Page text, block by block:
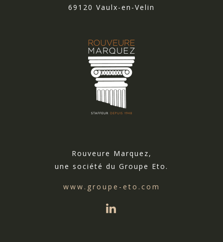
69120 Vaulx-en-Velin
Rouveure Marquez,
une société du Groupe Eto.
www.groupe-eto.com